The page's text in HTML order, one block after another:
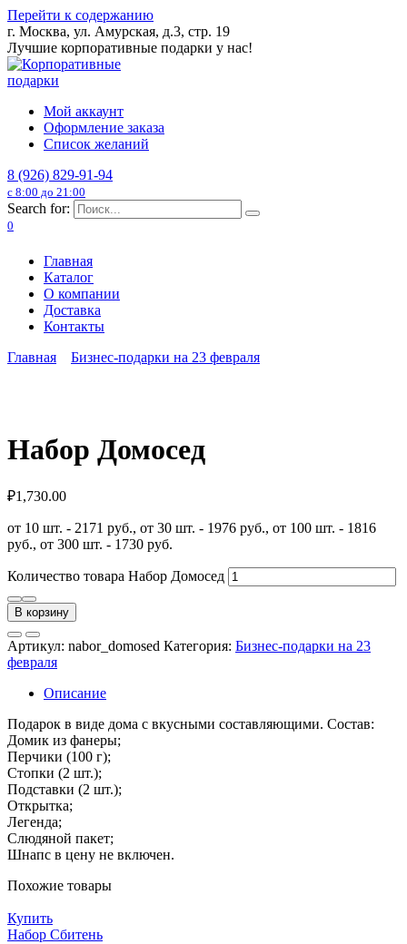
Перейти к содержанию
г. Москва, ул. Амурская, д.3, стр. 19
Лучшие корпоративные подарки у нас!
Мой аккаунт
Оформление заказа
Список желаний
8 (926) 829-91-94
с 8:00 до 21:00
Search for:
0
Главная
Каталог
О компании
Доставка
Контакты
Главная
Бизнес-подарки на 23 февраля
Набор Домосед
₽1,730.00
от 10 шт. - 2171 руб., от 30 шт. - 1976 руб., от 100 шт. - 1816
руб., от 300 шт. - 1730 руб.
Количество товара Набор Домосед
В корзину
Артикул: nabor_domosed Категория: Бизнес-подарки на 23
февраля
Описание
Подарок в виде дома с вкусными составляющими. Состав:
Домик из фанеры;
Перчики (100 г);
Стопки (2 шт.);
Подставки (2 шт.);
Открытка;
Легенда;
Слюдяной пакет;
Шнапс в цену не включен.
Похожие товары
Купить
Набор Сбитень